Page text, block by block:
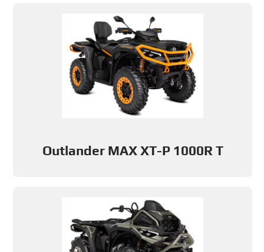
Outlander MAX XT-P 1000R T